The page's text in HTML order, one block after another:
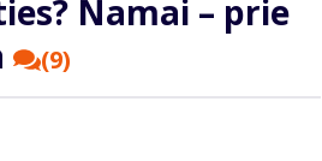
Na­mai – prie
(9)